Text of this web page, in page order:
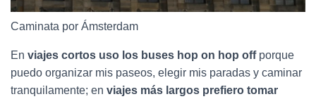
Caminata por Ámsterdam
En viajes cortos uso los buses hop on hop offporque
puedo organizar mis paseos, elegir mis paradas y caminar
tranquilamente; en viajes más largos prefiero tomar